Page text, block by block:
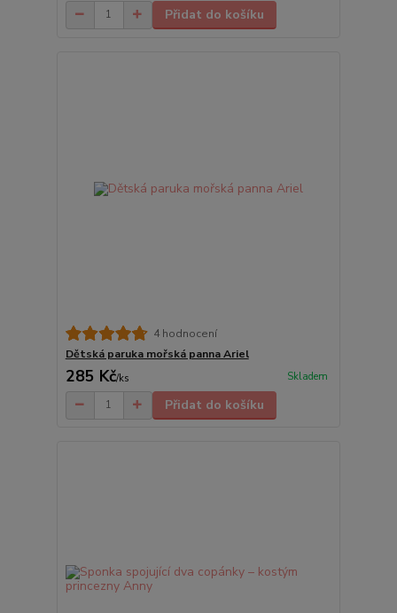
Přidat do košíku
4 hodnocení
Dětská paruka mořská panna Ariel
285 Kč/ks Skladem
Přidat do košíku